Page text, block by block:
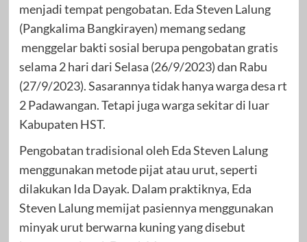
menjadi tempat pengobatan. Eda Steven Lalung
(Pangkalima Bangkirayen) memang sedang
menggelar bakti sosial berupa pengobatan gratis
selama 2 hari dari Selasa (26/9/2023) dan Rabu
(27/9/2023). Sasarannya tidak hanya warga desa rt
2 Padawangan. Tetapi juga warga sekitar di luar
Kabupaten HST.
Pengobatan tradisional oleh Eda Steven Lalung
menggunakan metode pijat atau urut, seperti
dilakukan Ida Dayak. Dalam praktiknya, Eda
Steven Lalung memijat pasiennya menggunakan
minyak urut berwarna kuning yang disebut